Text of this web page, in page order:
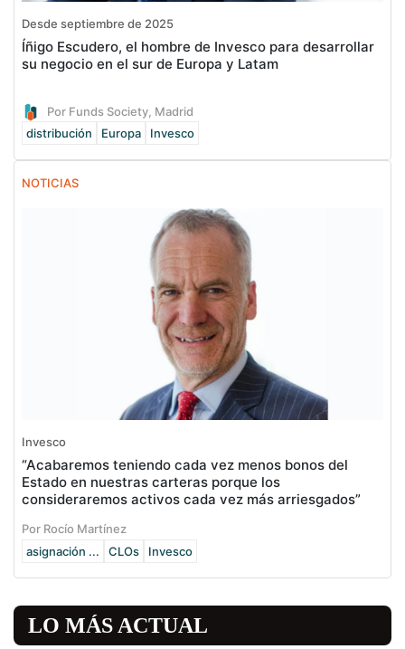
Desde septiembre de 2025
Íñigo Escudero, el hombre de Invesco para desarrollar
su negocio en el sur de Europa y Latam
Por Funds Society, Madrid
distribución
Europa Invesco
NOTICIAS
Invesco
“Acabaremos teniendo cada vez menos bonos del
Estado en nuestras carteras porque los
consideraremos activos cada vez más arriesgados”
Por Rocío Martínez
asignación ...
CLOs Invesco
LO MÁS ACTUAL